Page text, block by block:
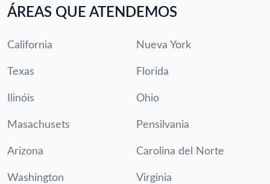
ÁREAS QUE ATENDEMOS
California Nueva York
Texas Florida
Ilinóis Ohio
Masachusets Pensilvania
Arizona Carolina del Norte
Washington Virginia